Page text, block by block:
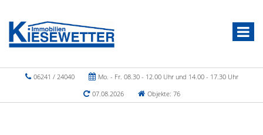
06241 / 24040
Mo. - Fr. 08.30 - 12.00 Uhr und 14.00 - 17.30 Uhr
07.08.2026
Objekte: 76